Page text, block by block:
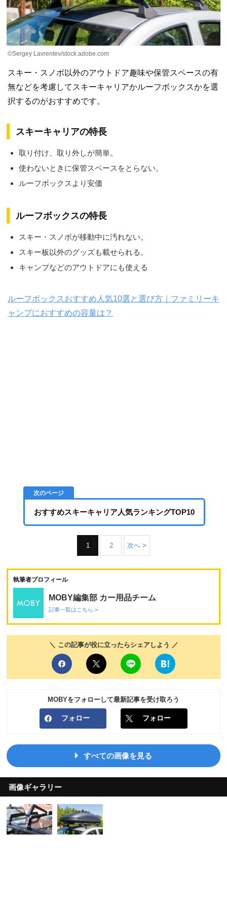
©Sergey Lavrentev/stock.adobe.com
スキー・スノボ以外のアウトドア趣味や保管スペースの有
無などを考慮してスキーキャリアかルーフボックスかを選
択するのがおすすめです。
スキーキャリアの特長
取り付け、取り外しが簡単。
使わないときに保管スペースをとらない。
ルーフボックスより安価
ルーフボックスの特長
スキー・スノボが移動中に汚れない。
スキー板以外のグッズも載せられる。
キャンプなどのアウトドアにも使える
ルーフボックスおすすめ人気10選と選び方｜ファミリーキ
ャンプにおすすめの容量は？
おすすめスキーキャリア人気ランキングTOP10
1 2 次へ >
執筆者プロフィール
MOBY編集部 カー用品チーム
記事一覧はこちら >
＼ この記事が役に立ったらシェアしよう ／
MOBYをフォローして最新記事を受け取ろう
フォロー フォロー
すべての画像を見る
画像ギャラリー